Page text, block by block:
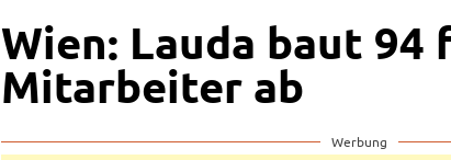
Wien: Lauda baut 94
Mitarbeiter ab
Werbung